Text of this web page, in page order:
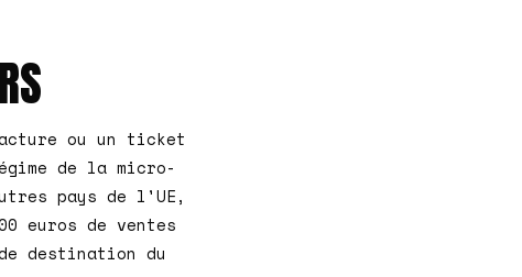
ou un ticket
de la micro-
pays de l'UE,
euros de ventes
destination du